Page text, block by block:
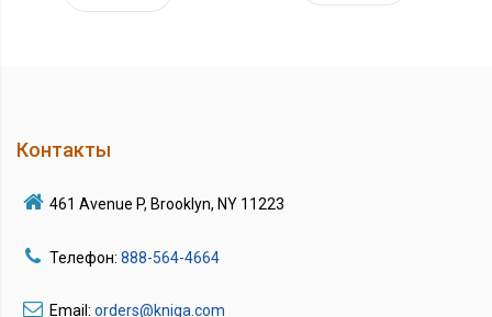
Контакты
461 Avenue P, Brooklyn, NY 11223
Телефон: 888-564-4664
Email: orders@kniga.com